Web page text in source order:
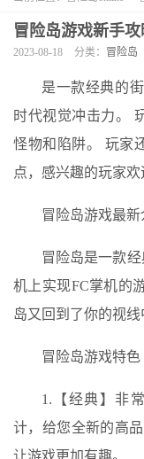
冒险岛游戏新手
2023-08-18 分类： 冒险岛
是一款经典的
时代视觉冲击力。
怪物和陷阱。 玩家
点，感兴趣的玩家
冒险岛游戏最新
冒险岛是一款
机上实现FC掌机的
岛又回到了你的视线
冒险岛游戏特色
1.【经典】非
计，给您全新的高
让游戏更加有趣。